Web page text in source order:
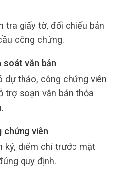
tra giấy tờ, đối chiếu bản
công chứng.
soát văn bản
dự thảo, công chứng viên
trợ soạn văn bản thỏa
chứng viên
ký, điểm chỉ trước mặt
quy định.